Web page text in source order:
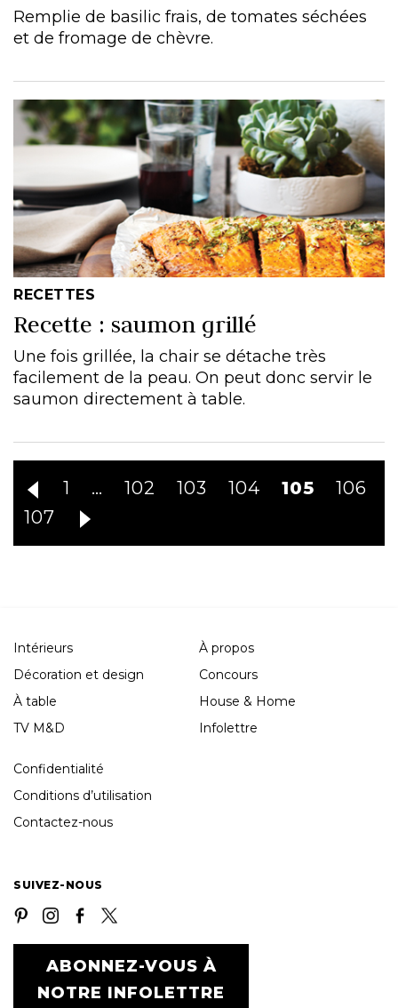
Remplie de basilic frais, de tomates séchées
et de fromage de chèvre.
RECETTES
Recette : saumon grillé
Une fois grillée, la chair se détache très
facilement de la peau. On peut donc servir le
saumon directement à table.
1 … 102 103 104 105
106
107
Intérieurs
Décoration et design
À table
TV M&D
À propos
Concours
House & Home
Infolettre
Confidentialité
Conditions d’utilisation
Contactez-nous
SUIVEZ-NOUS
ABONNEZ-VOUS À
NOTRE INFOLETTRE